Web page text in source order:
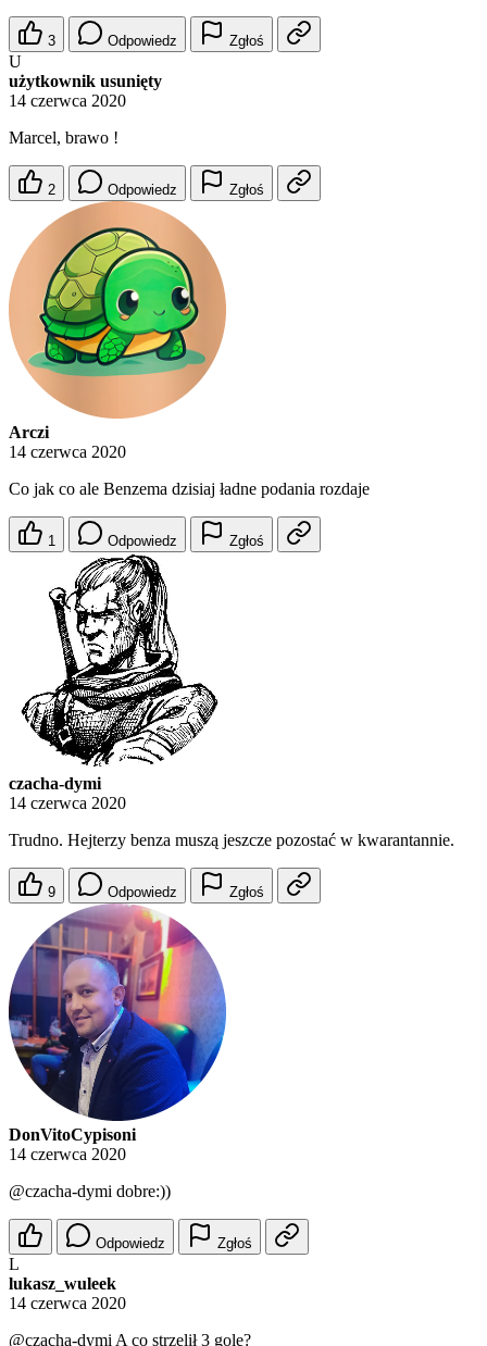
3 Odpowiedz Zgłoś
U
użytkownik usunięty
14 czerwca 2020
Marcel, brawo !
2 Odpowiedz Zgłoś
Arczi
14 czerwca 2020
Co jak co ale Benzema dzisiaj ładne podania rozdaje
1 Odpowiedz Zgłoś
czacha-dymi
14 czerwca 2020
Trudno. Hejterzy benza muszą jeszcze pozostać w kwarantannie.
9 Odpowiedz Zgłoś
DonVitoCypisoni
14 czerwca 2020
@czacha-dymi dobre:))
Odpowiedz Zgłoś
L
lukasz_wuleek
14 czerwca 2020
@czacha-dymi A co strzelił 3 gole?